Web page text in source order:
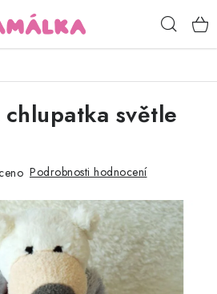
DOPLŇKY
světle
Podrobnosti hodnocení